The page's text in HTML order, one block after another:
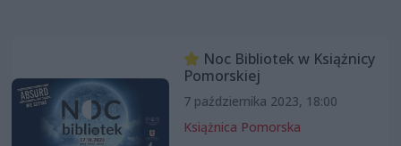
Noc Bibliotek w Książnicy
Pomorskiej
7 października 2023, 18:00
Książnica Pomorska